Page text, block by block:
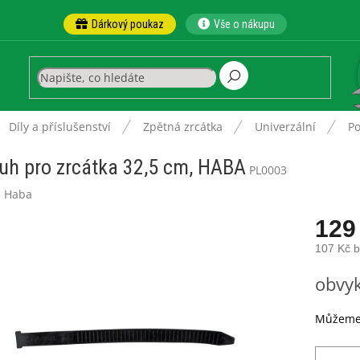
Dárkový poukaz Vše o nákupu
Díly a příslušenství Zpětná zrcátka Univerzální
pro zrcátka 32,5 cm, HABA PL0003
Haba
107 Kč
cena: